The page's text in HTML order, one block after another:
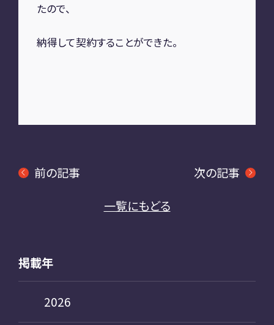
たので、
納得して契約することができた。
前の記事
一覧にもどる
次の記事
掲載年
2026
RECRUIT
リクルート専用サイト